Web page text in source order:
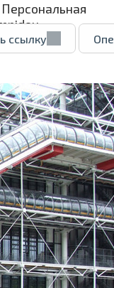
Персональная
ссылку